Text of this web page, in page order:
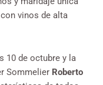
vinos de alta
10 de octubre y la
Sommelier Roberto